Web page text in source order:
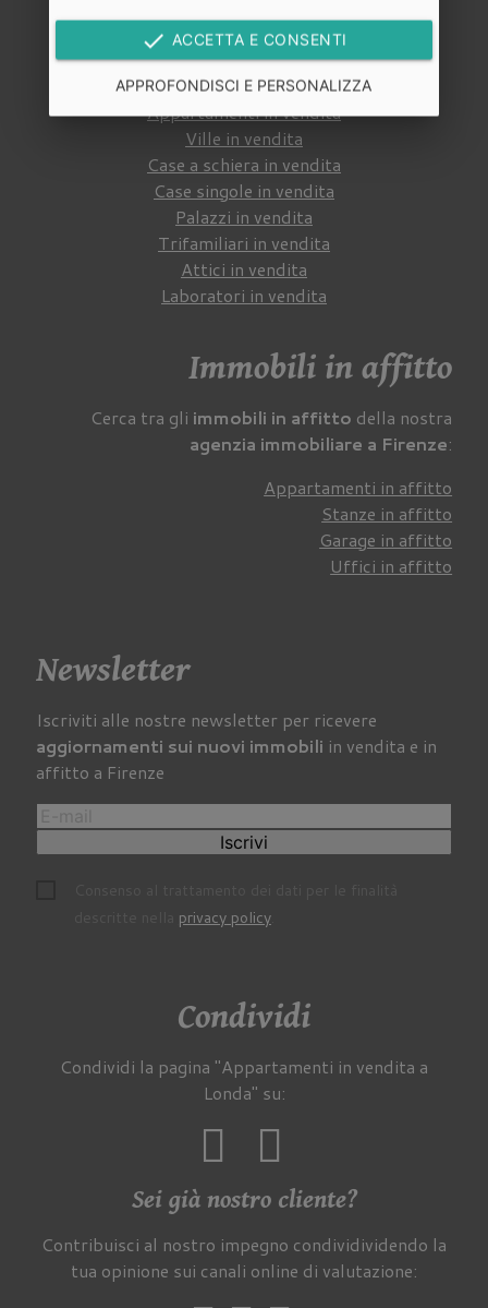
Cerca tra gli immobili in venditadella nostra
agenzia immobiliare a Firenze:
Appartamenti in vendita
Ville in vendita
Case a schiera in vendita
Case singole in vendita
Palazzi in vendita
Trifamiliari in vendita
Attici in vendita
Laboratori in vendita
Immobili in affitto
Cerca tra gli immobili in affitto della nostra
agenzia immobiliare a Firenze:
Appartamenti in affitto
Stanze in affitto
Garage in affitto
Uffici in affitto
Newsletter
Iscriviti alle nostre newsletter per ricevere
aggiornamenti sui nuovi immobili in vendita e in
affitto a Firenze
Iscrivi
privacy policy.
Condividi
Condividi la pagina "Appartamenti in vendita a
Londa" su:
Sei già nostro cliente?
Contribuisci al nostro impegno condividividendo la
tua opinione sui canali online di valutazione:
done ACCETTA E CONSENTI
APPROFONDISCI E PERSONALIZZA